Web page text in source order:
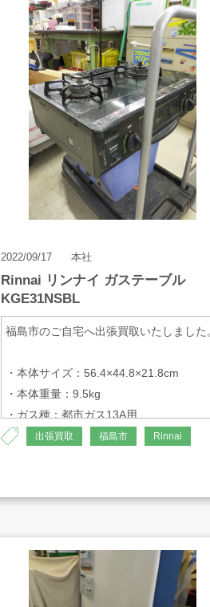
LINE査
買取ア
よくあるご質問
販売のご案内
AMESYO MAGAGINE
サイトマップ
2022/09/17 本社
Rinnai リンナイ ガステーブル
KGE31NSBL
福島市のご自宅へ出張買取いたしました
・本体サイズ：56.4×44.8×21.8cm
・本体重量：9.5kg
・ガス種：都市ガス13A用
出張買取 福島市 Rinnai